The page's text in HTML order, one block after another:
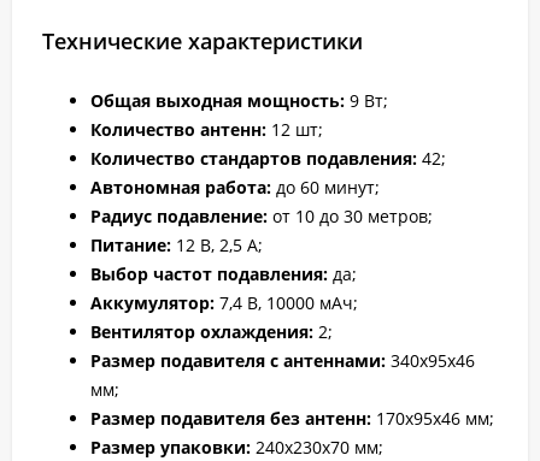
Технические характеристики
Общая выходная мощность: 9 Вт;
Количество антенн: 12 шт;
Количество стандартов подавления: 42;
Автономная работа: до 60 минут;
Радиус подавление: от 10 до 30 метров;
Питание: 12 В, 2,5 А;
Выбор частот подавления: да;
Аккумулятор: 7,4 В, 10000 мАч;
Вентилятор охлаждения: 2;
Размер подавителя с антеннами: 340x95x46
мм;
Размер подавителя без антенн: 170x95x46 мм;
Размер упаковки: 240x230x70 мм;